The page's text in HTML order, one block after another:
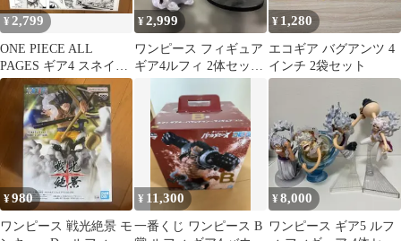
¥2,799
ONE PIECE ALL
PAGES ギア4 スネイク
マン
¥2,999
ワンピース フィギュア
ギア4ルフィ 2体セット
¥ 1,280
エコギア バグアンツ 4
インチ 2袋セット
¥980
ワンピース 戦光絶景 モ
¥ 11,300
一番くじ ワンピース B
¥8,000
ワンピース ギア5 ルフ